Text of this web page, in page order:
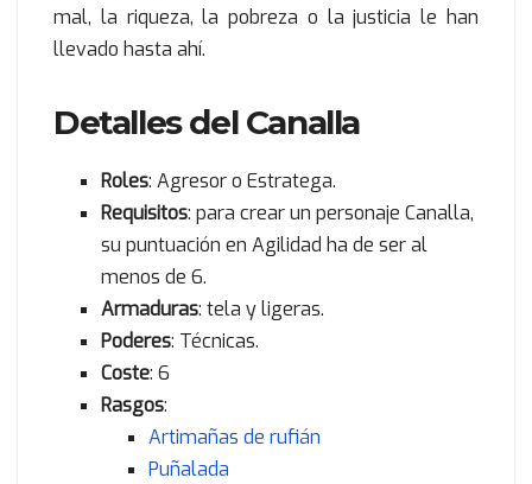
mal, la riqueza, la pobreza o la justicia le han
llevado hasta ahí.
Detalles del Canalla
Roles: Agresor o Estratega.
Requisitos: para crear un personaje Canalla,
su puntuación en Agilidad ha de ser al
menos de 6.
Armaduras: tela y ligeras.
Poderes: Técnicas.
Coste: 6
Rasgos:
Artimañas de rufián
Puñalada